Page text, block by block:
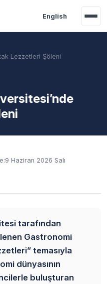
English
Lezzetleri Şöleni
9 Haziran 2026 Salı
tarafından
Gastronomi
temasıyla
dünyasının
buluşturan